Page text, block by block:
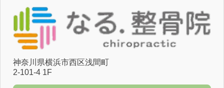
神奈川県横浜市⻄区浅間町
2-101-4 1F